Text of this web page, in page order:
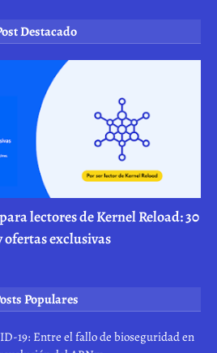
Destacado
lectores de Kernel Reload: 30
ofertas exclusivas
Populares
19: Entre el fallo de bioseguridad en